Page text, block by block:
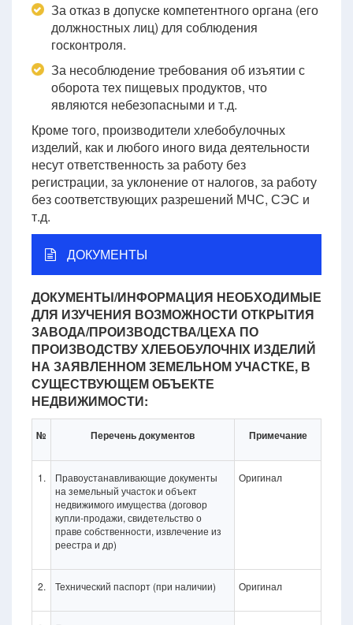
За отказ в допуске компетентного органа (его
должностных лиц) для соблюдения
госконтроля.
За несоблюдение требования об изъятии с
оборота тех пищевых продуктов, что
являются небезопасными и т.д.
Кроме того, производители хлебобулочных
изделий, как и любого иного вида деятельности
несут ответственность за работу без
регистрации, за уклонение от налогов, за работу
без соответствующих разрешений МЧС, СЭС и
т.д.
ДОКУМЕНТЫ
ДОКУМЕНТЫ/ИНФОРМАЦИЯ НЕОБХОДИМЫЕ
ДЛЯ ИЗУЧЕНИЯ ВОЗМОЖНОСТИ ОТКРЫТИЯ
ЗАВОДА/ПРОИЗВОДСТВА/ЦЕХА ПО
ПРОИЗВОДСТВУ ХЛЕБОБУЛОЧНІХ ИЗДЕЛИЙ
НА ЗАЯВЛЕННОМ ЗЕМЕЛЬНОМ УЧАСТКЕ, В
СУЩЕСТВУЮЩЕМ ОБЪЕКТЕ
НЕДВИЖИМОСТИ:
№ Перечень документов Примечание
1.
Правоустанавливающие документы
на земельный участок и объект
недвижимого имущества (договор
купли-продажи, свидетельство о
праве собственности, извлечение из
реестра и др)
Оригинал
2. Технический паспорт (при наличии) Оригинал